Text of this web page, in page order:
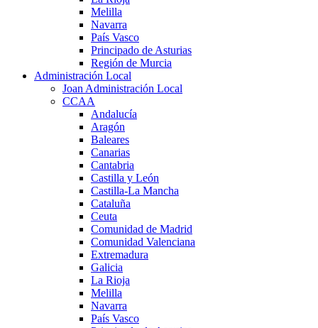
Melilla
Navarra
País Vasco
Principado de Asturias
Región de Murcia
Administración Local
Joan Administración Local
CCAA
Andalucía
Aragón
Baleares
Canarias
Cantabria
Castilla y León
Castilla-La Mancha
Cataluña
Ceuta
Comunidad de Madrid
Comunidad Valenciana
Extremadura
Galicia
La Rioja
Melilla
Navarra
País Vasco